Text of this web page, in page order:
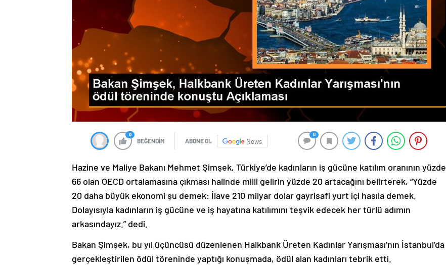
0
BEĞENDİM ABONE OL News
0
Hazine ve Maliye Bakanı Mehmet Şimşek, Türkiye’de kadınların iş gücüne katılım oranının yüzde
66 olan OECD ortalamasına çıkması halinde milli gelirin yüzde 20 artacağını belirterek, “Yüzde
20 daha büyük ekonomi şu demek: İlave 210 milyar dolar gayrisafi yurt içi hasıla demek.
Dolayısıyla kadınların iş gücüne ve iş hayatına katılımını teşvik edecek her türlü adımın
arkasındayız.” dedi.
Bakan Şimşek, bu yıl üçüncüsü düzenlenen Halkbank Üreten Kadınlar Yarışması’nın İstanbul’da
gerçekleştirilen ödül töreninde yaptığı konuşmada, ödül alan kadınları tebrik etti.